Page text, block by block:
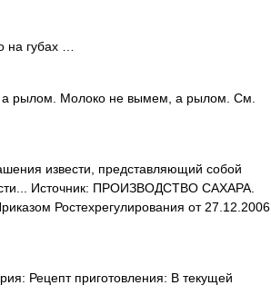
губах …
рылом. Молоко не вымем, а рылом. См.
извести, представляющий собой
Источник: ПРОИЗВОДСТВО САХАРА.
Ростехрегулирования от 27.12.2006
Рецепт приготовления: В текущей